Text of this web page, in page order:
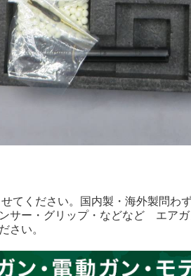
てください。国内製・海外製問わ
サー・グリップ・などなど エア
さい。